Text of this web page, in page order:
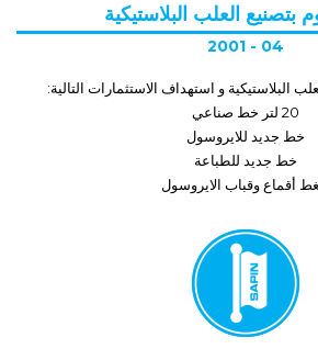
بتصنيع العلب البلاستيكية
2001 - 04
البلاستيكية و استهداف الاستثمارات التالية:
20 لتر خط صناعي
خط جديد للايروسول
خط جديد للطباعة
أقماع وقباب الايروسول